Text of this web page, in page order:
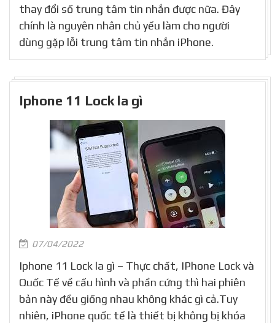
thay đổi số trung tâm tin nhắn được nữa. Đây
chính là nguyên nhân chủ yếu làm cho người
dùng gặp lỗi trung tâm tin nhắn iPhone.
Iphone 11 Lock la gì
07/04/2022
Iphone 11 Lock la gì – Thực chất, IPhone Lock và
Quốc Tế về cấu hình và phần cứng thì hai phiên
bản này đều giống nhau không khác gì cả.Tuy
nhiên, iPhone quốc tế là thiết bị không bị khóa